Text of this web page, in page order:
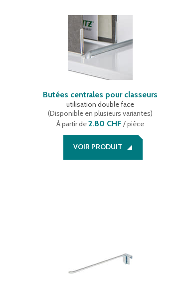
Butées centrales pour classeurs
utilisation double face
(Disponible en plusieurs variantes)
À partir de2.80 CHF / pièce
VOIR PRODUIT